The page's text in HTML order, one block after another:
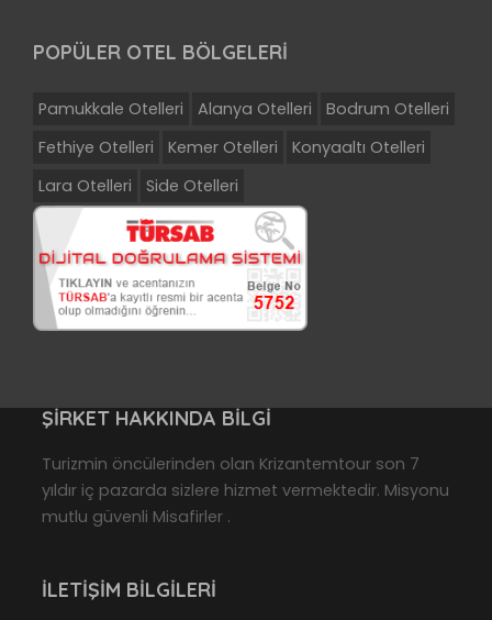
POPÜLER OTEL BÖLGELERİ
Pamukkale Otelleri Alanya Otelleri
Bodrum Otelleri
Fethiye Otelleri
Kemer Otelleri
Konyaaltı Otelleri
Lara Otelleri
Side Otelleri
ŞIRKET HAKKINDA BILGI
Turizmin öncülerinden olan Krizantemtour son 7
yıldır iç pazarda sizlere hizmet vermektedir. Misyonu
mutlu güvenli Misafirler .
İLETIŞIM BILGILERI